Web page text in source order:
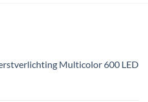
Multicolor 600 LED